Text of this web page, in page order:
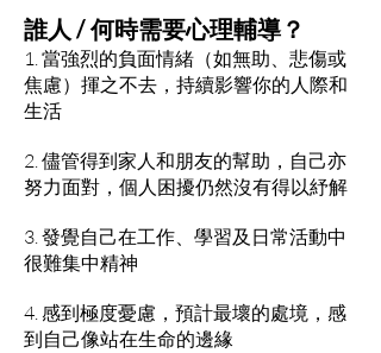
誰人 / 何時需要心理輔導？
1. 當強烈的負面情緒（如無助、悲傷或
焦慮）揮之不去，持續影響你的人際和
生活
2. 儘管得到家人和朋友的幫助，自己亦
努力面對，個人困擾仍然沒有得以紓解
3. 發覺自己在工作、學習及日常活動中
很難集中精神
4. 感到極度憂慮，預計最壞的處境，感
到自己像站在生命的邊緣